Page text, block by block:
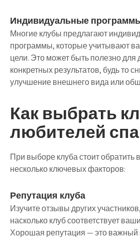
Индивидуальные
Многие клубы предлагают
программы, которые учитывают
цели. Это может быть полезно для
конкретных результатов, будь то
улучшение внешнего вида или
Как выбрать
любителей
При выборе клуба стоит обратить
несколько ключевых факторов:
Репутация клуба
Изучите отзывы других
насколько клуб соответствует
Хорошая репутация — это важный